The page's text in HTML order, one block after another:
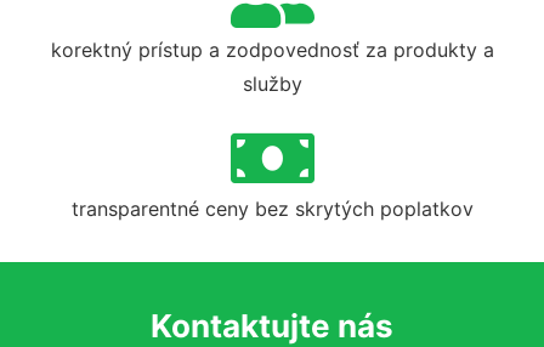
korektný prístup a zodpovednosť za produkty a
služby
transparentné ceny bez skrytých poplatkov
Kontaktujte nás